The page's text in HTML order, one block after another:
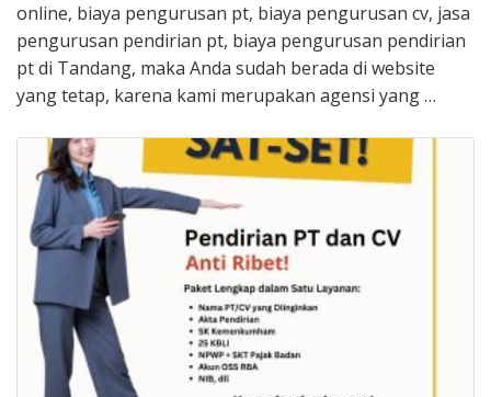
online, biaya pengurusan pt, biaya pengurusan cv, jasa
pengurusan pendirian pt, biaya pengurusan pendirian
pt di Tandang, maka Anda sudah berada di website
yang tetap, karena kami merupakan agensi yang …